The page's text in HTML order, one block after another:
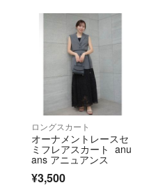
ロングスカート
オーナメントレースセ
ミフレアスカート anu
ans アニュアンス
¥3,500